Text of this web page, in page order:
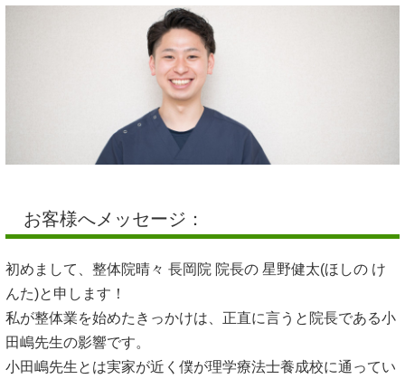
お客様へメッセージ：
初めまして、整体院晴々 長岡院 院長の 星野健太(ほしの け
んた)と申します！
私が整体業を始めたきっかけは、正直に言うと院長である小
田嶋先生の影響です。
小田嶋先生とは実家が近く僕が理学療法士養成校に通ってい